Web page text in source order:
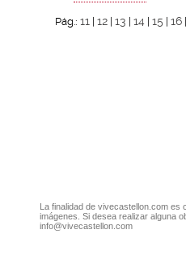
Pág.: 11| 12| 13 14| 15| 16
La finalidad de vivecastellon.com
imágenes. Si desea realizar alguna
info@vivecastellon.com